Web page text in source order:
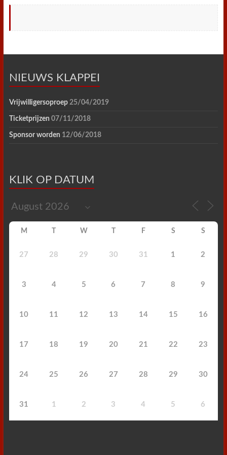
NIEUWS KLAPPEI
Vrijwilligersoproep 25/04/2019
Ticketprijzen 07/11/2018
Sponsor worden 12/06/2018
KLIK OP DATUM
M W F S S
27 28 29 30 31 1 2
3 4 5 6 7 8 9
10 11 12 13 14 15 16
17 18 19 20 21 22 23
24 25 26 27 28 29 30
31 1 2 3 4 5 6